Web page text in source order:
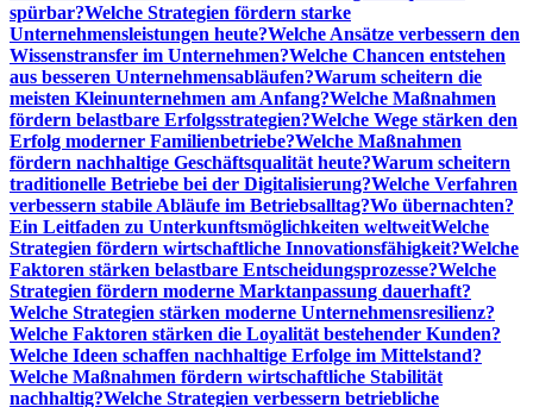
spürbar?Welche Strategien fördern starke
Unternehmensleistungen heute?Welche Ansätze verbessern den
Wissenstransfer im Unternehmen?Welche Chancen entstehen
aus besseren Unternehmensabläufen?Warum scheitern die
meisten Kleinunternehmen am Anfang?Welche Maßnahmen
fördern belastbare Erfolgsstrategien?Welche Wege stärken den
Erfolg moderner Familienbetriebe?Welche Maßnahmen
fördern nachhaltige Geschäftsqualität heute?Warum scheitern
traditionelle Betriebe bei der Digitalisierung?Welche Verfahren
verbessern stabile Abläufe im Betriebsalltag?Wo übernachten?
Ein Leitfaden zu Unterkunftsmöglichkeiten weltweitWelche
Strategien fördern wirtschaftliche Innovationsfähigkeit?Welche
Faktoren stärken belastbare Entscheidungsprozesse?Welche
Strategien fördern moderne Marktanpassung dauerhaft?
Welche Strategien stärken moderne Unternehmensresilienz?
Welche Faktoren stärken die Loyalität bestehender Kunden?
Welche Ideen schaffen nachhaltige Erfolge im Mittelstand?
Welche Maßnahmen fördern wirtschaftliche Stabilität
nachhaltig?Welche Strategien verbessern betriebliche